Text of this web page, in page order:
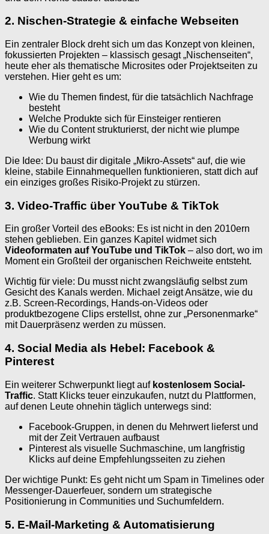
2. Nischen-Strategie & einfache Webseiten
Ein zentraler Block dreht sich um das Konzept von kleinen,
fokussierten Projekten – klassisch gesagt „Nischenseiten“,
heute eher als thematische Microsites oder Projektseiten zu
verstehen. Hier geht es um:
Wie du Themen findest, für die tatsächlich Nachfrage
besteht
Welche Produkte sich für Einsteiger rentieren
Wie du Content strukturierst, der nicht wie plumpe
Werbung wirkt
Die Idee: Du baust dir digitale „Mikro-Assets“ auf, die wie
kleine, stabile Einnahmequellen funktionieren, statt dich auf
ein einziges großes Risiko-Projekt zu stürzen.
3. Video-Traffic über YouTube & TikTok
Ein großer Vorteil des eBooks: Es ist nicht in den 2010ern
stehen geblieben. Ein ganzes Kapitel widmet sich
Videoformaten auf YouTube und TikTok – also dort, wo im
Moment ein Großteil der organischen Reichweite entsteht.
Wichtig für viele: Du musst nicht zwangsläufig selbst zum
Gesicht des Kanals werden. Michael zeigt Ansätze, wie du
z.B. Screen-Recordings, Hands-on-Videos oder
produktbezogene Clips erstellst, ohne zur „Personenmarke“
mit Dauerpräsenz werden zu müssen.
4. Social Media als Hebel: Facebook &
Pinterest
Ein weiterer Schwerpunkt liegt auf kostenlosem Social-
Traffic. Statt Klicks teuer einzukaufen, nutzt du Plattformen,
auf denen Leute ohnehin täglich unterwegs sind:
Facebook-Gruppen, in denen du Mehrwert lieferst und
mit der Zeit Vertrauen aufbaust
Pinterest als visuelle Suchmaschine, um langfristig
Klicks auf deine Empfehlungsseiten zu ziehen
Der wichtige Punkt: Es geht nicht um Spam in Timelines oder
Messenger-Dauerfeuer, sondern um strategische
Positionierung in Communities und Suchumfeldern.
5. E-Mail-Marketing & Automatisierung